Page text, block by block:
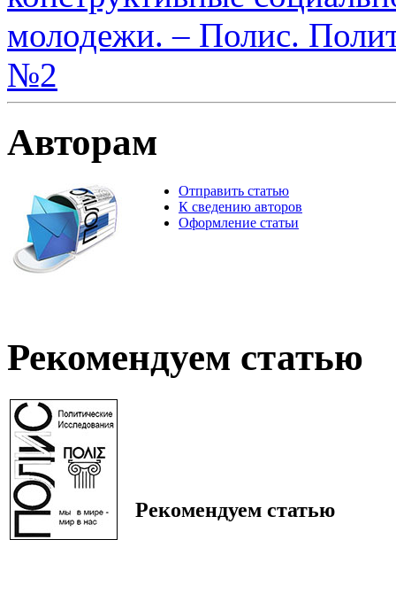
молодежи. – Полис.
№2
Авторам
Отправить статью
К сведению авторов
Оформление статьи
Рекомендуем статью
Рекомендуем статью